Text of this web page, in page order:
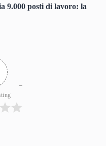
9.000 posti di lavoro: la